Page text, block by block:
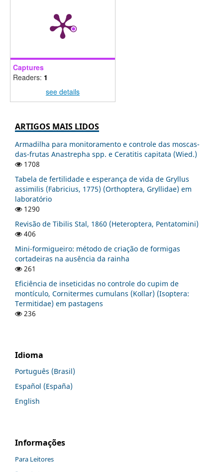
Captures
Readers: 1
see details
ARTIGOS MAIS LIDOS
Armadilha para monitoramento e controle das moscas-
das-frutas Anastrepha spp. e Ceratitis capitata (Wied.)
1708
Tabela de fertilidade e esperança de vida de Gryllus
assimilis (Fabricius, 1775) (Orthoptera, Gryllidae) em
laboratório
1290
Revisão de Tibilis Stal, 1860 (Heteroptera, Pentatomini)
406
Mini-formigueiro: método de criação de formigas
cortadeiras na ausência da rainha
261
Eficiência de inseticidas no controle do cupim de
montículo, Cornitermes cumulans (Kollar) (Isoptera:
Termitidae) em pastagens
236
Idioma
Português (Brasil)
Español (España)
English
Informações
Para Leitores